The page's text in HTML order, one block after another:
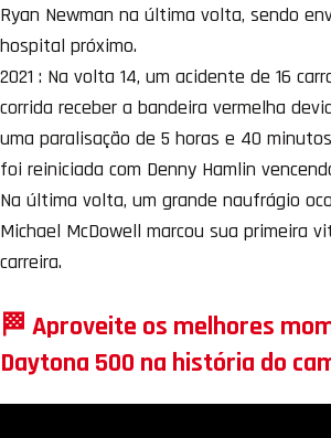
Ryan Newman na última volta, sendo
hospital próximo.
2021 : Na volta 14, um acidente de 16
corrida receber a bandeira vermelha
uma paralisação de 5 horas e 40
foi reiniciada com Denny Hamlin
Na última volta, um grande naufrágio
Michael McDowell marcou sua primeira
carreira.
🏁 Aproveite os melhores
Daytona 500 na história do